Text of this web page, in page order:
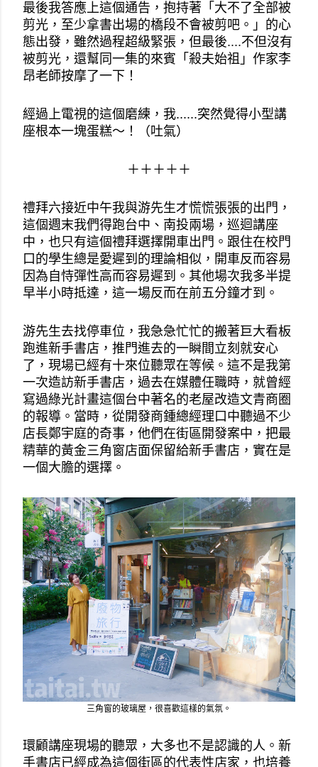
最後我答應上這個通告，抱持著「大不了全部被
剪光，至少拿書出場的橋段不會被剪吧。」的心
態出發，雖然過程超級緊張，但最後....不但沒有
被剪光，還幫同一集的來賓「殺夫始祖」作家李
昂老師按摩了一下！
經過上電視的這個磨練，我......突然覺得小型講
座根本一塊蛋糕～！（吐氣）
＋＋＋＋＋
禮拜六接近中午我與游先生才慌慌張張的出門，
這個週末我們得跑台中、南投兩場，巡迴講座
中，也只有這個禮拜選擇開車出門。跟住在校門
口的學生總是愛遲到的理論相似，開車反而容易
因為自恃彈性高而容易遲到。其他場次我多半提
早半小時抵達，這一場反而在前五分鐘才到。
游先生去找停車位，我急急忙忙的搬著巨大看板
跑進新手書店，推門進去的一瞬間立刻就安心
了，現場已經有十來位聽眾在等候。這不是我第
一次造訪新手書店，過去在媒體任職時，就曾經
寫過綠光計畫這個台中著名的老屋改造文青商圈
的報導。當時，從開發商鍾總經理口中聽過不少
店長鄭宇庭的奇事，他們在街區開發案中，把最
精華的黃金三角窗店面保留給新手書店，實在是
一個大膽的選擇。
三角窗的玻璃屋，很喜歡這樣的氣氛。
環顧講座現場的聽眾，大多也不是認識的人。新
手書店已經成為這個街區的代表性店家，也培養